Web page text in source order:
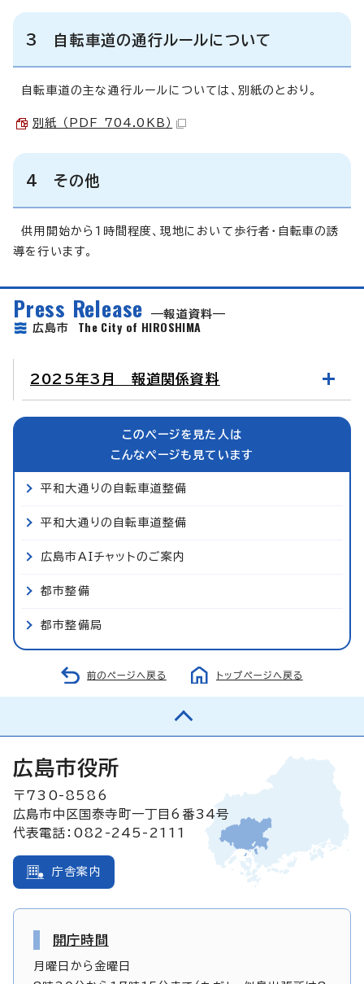
3 自転車道の通行ルールについて
自転車道の主な通行ルールについては、別紙のとおり。
別紙 （PDF 704.0KB）
4 その他
供用開始から1時間程度、現地において歩行者・自転車の誘
導を行います。
Press Release
報道資料
広島市 The City of HIROSHIMA
2025年3月 報道関係資料
このページを見た人は
こんなページも見ています
平和大通りの自転車道整備
平和大通りの自転車道整備
広島市AIチャットのご案内
都市整備
都市整備局
前のページへ戻る トップページへ戻る
広島市役所
〒730-8586
広島市中区国泰寺町一丁目6番34号
代表電話：082-245-2111
庁舎案内
開庁時間
月曜日から金曜日